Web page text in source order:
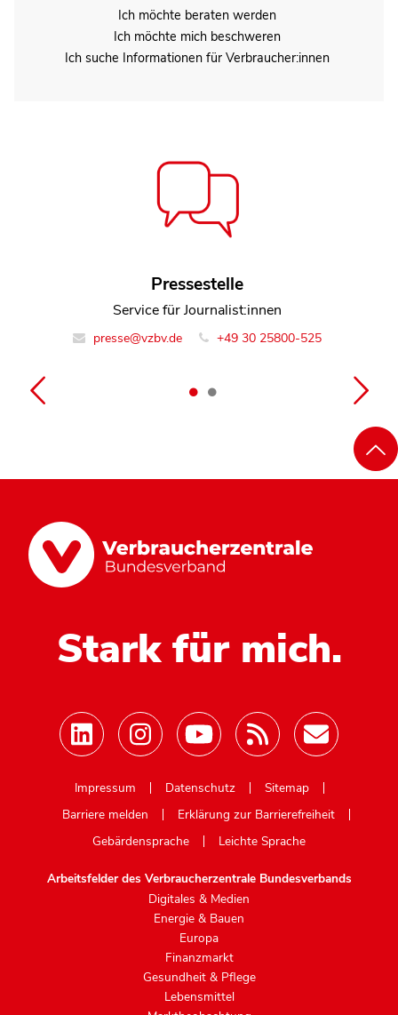
Ich möchte beraten werden
Ich möchte mich beschweren
Ich suche Informationen für Verbraucher:innen
Pressestelle
Service für Journalist:innen
presse@vzbv.de +49 30 25800-525
Sebastian Reiling
Referent Team Sammelklagen
info@vzbv.de +49 30 25800-0
Stark für mich.
Impressum
Datenschutz
Sitemap
Barriere melden
Erklärung zur Barrierefreiheit
Gebärdensprache
Leichte Sprache
Arbeitsfelder des Verbraucherzentrale Bundesverbands
Digitales & Medien
Energie & Bauen
Europa
Finanzmarkt
Gesundheit & Pflege
Lebensmittel